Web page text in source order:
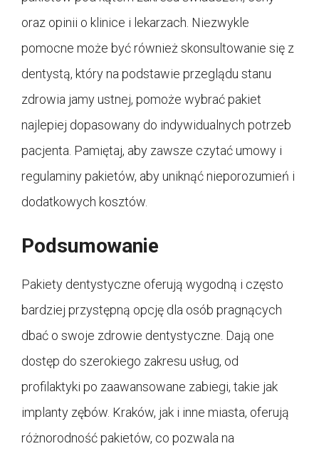
oraz opinii o klinice i lekarzach. Niezwykle
pomocne może być również skonsultowanie się z
dentystą, który na podstawie przeglądu stanu
zdrowia jamy ustnej, pomoże wybrać pakiet
najlepiej dopasowany do indywidualnych potrzeb
pacjenta. Pamiętaj, aby zawsze czytać umowy i
regulaminy pakietów, aby uniknąć nieporozumień i
dodatkowych kosztów.
Podsumowanie
Pakiety dentystyczne oferują wygodną i często
bardziej przystępną opcję dla osób pragnących
dbać o swoje zdrowie dentystyczne. Dają one
dostęp do szerokiego zakresu usług, od
profilaktyki po zaawansowane zabiegi, takie jak
implanty zębów. Kraków, jak i inne miasta, oferują
różnorodność pakietów, co pozwala na